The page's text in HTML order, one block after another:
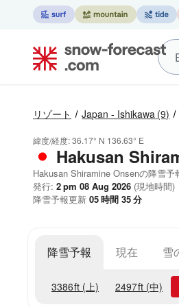
リゾート Japan - Ishikawa (9)
緯度/経度:36.17° N 136.63° E
Hakusan
Hakusan Shiramine Onsenの降雪予
発行: 2 pm 08 Aug 2026 (現地時間)
降雪予報更新 05時間 35分
降雪予報 現在 雪
3386ft (上) 2497ft (中)